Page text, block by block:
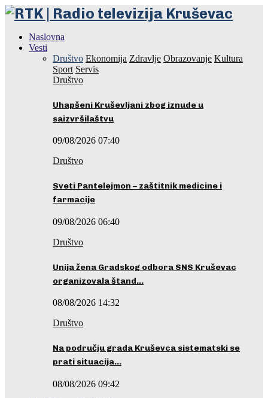
Naslovna
Vesti
Društvo Ekonomija Zdravlje Obrazovanje Kultura
Sport Servis
Društvo
Uhapšeni Kruševljani zbog iznude u
saizvršilaštvu
09/08/2026 07:40
Društvo
Sveti Pantelejmon – zaštitnik medicine i
farmacije
09/08/2026 06:40
Društvo
Unija žena Gradskog odbora SNS Kruševac
organizovala štand…
08/08/2026 14:32
Društvo
Na području grada Kruševca sistematski se
prati situacija…
08/08/2026 09:42